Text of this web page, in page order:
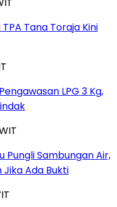
Tana Toraja Kini
LPG 3 Kg,
Pungli Sambungan Air,
Ada Bukti